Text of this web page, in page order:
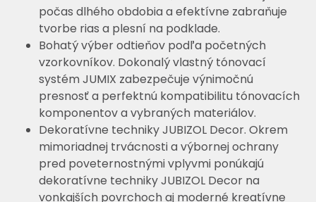
počas dlhého obdobia a efektívne zabraňuje
tvorbe rias a plesní na podklade.
Bohatý výber odtieňov podľa početných
vzorkovníkov. Dokonalý vlastný tónovací
systém JUMIX zabezpečuje výnimočnú
presnosť a perfektnú kompatibilitu tónovacích
komponentov a vybraných materiálov.
Dekoratívne techniky JUBIZOL Decor. Okrem
mimoriadnej trvácnosti a výbornej ochrany
pred poveternostnými vplyvmi ponúkajú
dekoratívne techniky JUBIZOL Decor na
vonkajších povrchoch aj moderné kreatívne